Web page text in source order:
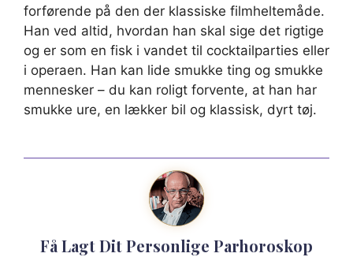
forførende på den der klassiske filmheltemåde.
Han ved altid, hvordan han skal sige det rigtige
og er som en fisk i vandet til cocktailparties eller
i operaen. Han kan lide smukke ting og smukke
mennesker – du kan roligt forvente, at han har
smukke ure, en lækker bil og klassisk, dyrt tøj.
Få Lagt Dit Personlige Parhoroskop